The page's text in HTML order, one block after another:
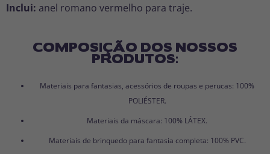
Inclui: anel romano vermelho para traje.
COMPOSIÇÃO DOS NOSSOS
PRODUTOS:
Materiais para fantasias, acessórios de roupas e perucas: 100%
POLIÉSTER.
Materiais da máscara: 100% LÁTEX.
Materiais de brinquedo para fantasia completa: 100% PVC.